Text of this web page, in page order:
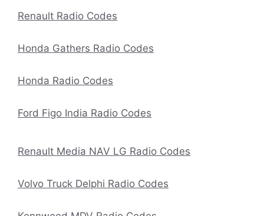
Renault Radio Codes
Honda Gathers Radio Codes
Honda Radio Codes
Ford Figo India Radio Codes
Renault Media NAV LG Radio Codes
Volvo Truck Delphi Radio Codes